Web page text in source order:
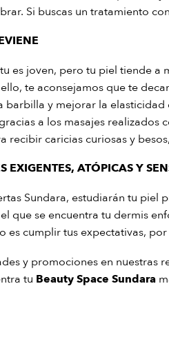
Si buscas un tratamiento
es joven, pero tu piel tiende
te aconsejamos que te
barbilla y mejorar la
a los masajes
recibir caricias curiosas y
EXIGENTES, ATÓPICAS Y
Sundara, estudiarán tu
que se encuentra tu dermis
es cumplir tus expectativas,
y promociones en nuestras
tu Beauty Space Sundara